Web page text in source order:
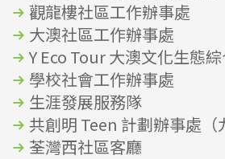
觀龍樓社區工作辦事處
大澳社區工作辦事處
Y Eco Tour 大澳文化生態
學校社會工作辦事處
生涯發展服務隊
共創明 Teen 計劃辦事處（
荃灣西社區客廳